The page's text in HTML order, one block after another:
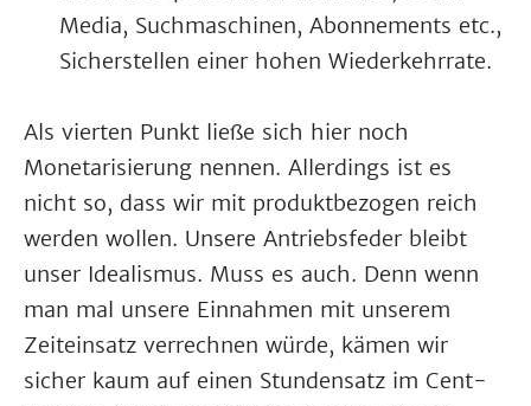
Media, Suchmaschinen, Abonnements etc.,
Sicherstellen einer hohen Wiederkehrrate.
Als vierten Punkt ließe sich hier noch
Monetarisierung nennen. Allerdings ist es
nicht so, dass wir mit produktbezogen reich
werden wollen. Unsere Antriebsfeder bleibt
unser Idealismus. Muss es auch. Denn wenn
man mal unsere Einnahmen mit unserem
Zeiteinsatz verrechnen würde, kämen wir
sicher kaum auf einen Stundensatz im Cent-